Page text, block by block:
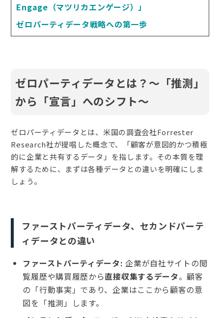
Engage（マツリカエンゲージ）」
ゼロパーティデータ戦略への第一歩
ゼロパーティデータとは？〜「推測」
から「宣言」へのシフト〜
ゼロパーティデータとは、米国の調査会社Forrester
Research社が提唱した概念で、「顧客が意図的かつ積極
的に企業と共有するデータ」を指します。その本質を理
解するために、まずは各種データとの違いを明確にしま
しょう。
ファーストパーティデータ、セカンドパーテ
ィデータとの違い
ファーストパーティデータ: 企業が自社サイトの閲
覧履歴や購買履歴から直接収集するデータ。顧客
の「行動事実」であり、企業はここから顧客の意
図を「推測」します。